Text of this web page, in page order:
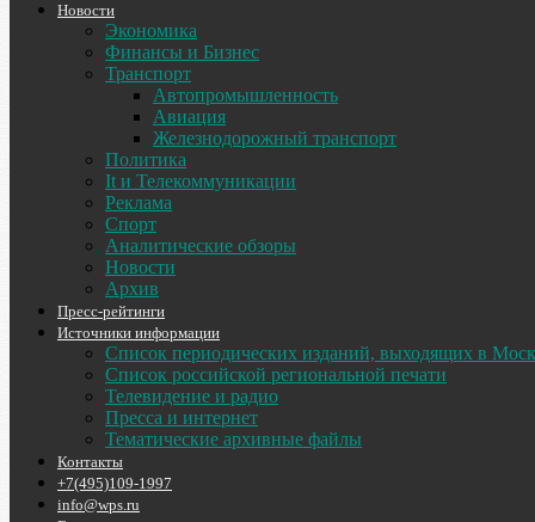
Новости
Экономика
Финансы и Бизнес
Транспорт
Автопромышленность
Авиация
Железнодорожный транспорт
Политика
It и Телекоммуникации
Реклама
Спорт
Аналитические обзоры
Новости
Архив
Пресс-рейтинги
Источники информации
Список периодических изданий, выходящих в
Список российской региональной печати
Телевидение и радио
Пресса и интернет
Тематические архивные файлы
Контакты
+7(495)109-1997
info@wps.ru